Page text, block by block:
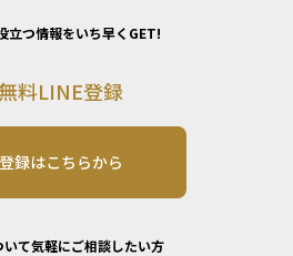
立つ情報をいち早くGET!
料LINE登録
録はこちらから
て気軽にご相談したい方